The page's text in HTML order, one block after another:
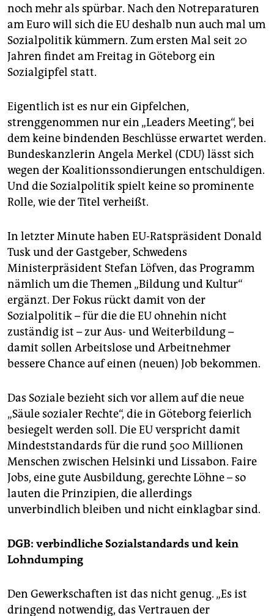
noch mehr als spürbar. Nach den Notreparaturen
am Euro will sich die EU deshalb nun auch mal um
Sozialpolitik kümmern. Zum ersten Mal seit 20
Jahren findet am Freitag in Göteborg ein
Sozialgipfel statt.
Eigentlich ist es nur ein Gipfelchen,
strenggenommen nur ein „Leaders Meeting“, bei
dem keine bindenden Beschlüsse erwartet werden.
Bundeskanzlerin Angela Merkel (CDU) lässt sich
wegen der Koalitionssondierungen entschuldigen.
Und die Sozialpolitik spielt keine so prominente
Rolle, wie der Titel verheißt.
In letzter Minute haben EU-Ratspräsident Donald
Tusk und der Gastgeber, Schwedens
Ministerpräsident Stefan Löfven, das Programm
nämlich um die Themen „Bildung und Kultur“
ergänzt. Der Fokus rückt damit von der
Sozialpolitik – für die die EU ohnehin nicht
zuständig ist – zur Aus- und Weiterbildung –
damit sollen Arbeitslose und Arbeitnehmer
bessere Chance auf einen (neuen) Job bekommen.
Das Soziale bezieht sich vor allem auf die neue
„Säule sozialer Rechte“, die in Göteborg feierlich
besiegelt werden soll. Die EU verspricht damit
Mindeststandards für die rund 500 Millionen
Menschen zwischen Helsinki und Lissabon. Faire
Jobs, eine gute Ausbildung, gerechte Löhne – so
lauten die Prinzipien, die allerdings
unverbindlich bleiben und nicht einklagbar sind.
DGB: verbindliche Sozialstandards und kein
Lohndumping
Den Gewerkschaften ist das nicht genug. „Es ist
dringend notwendig, das Vertrauen der